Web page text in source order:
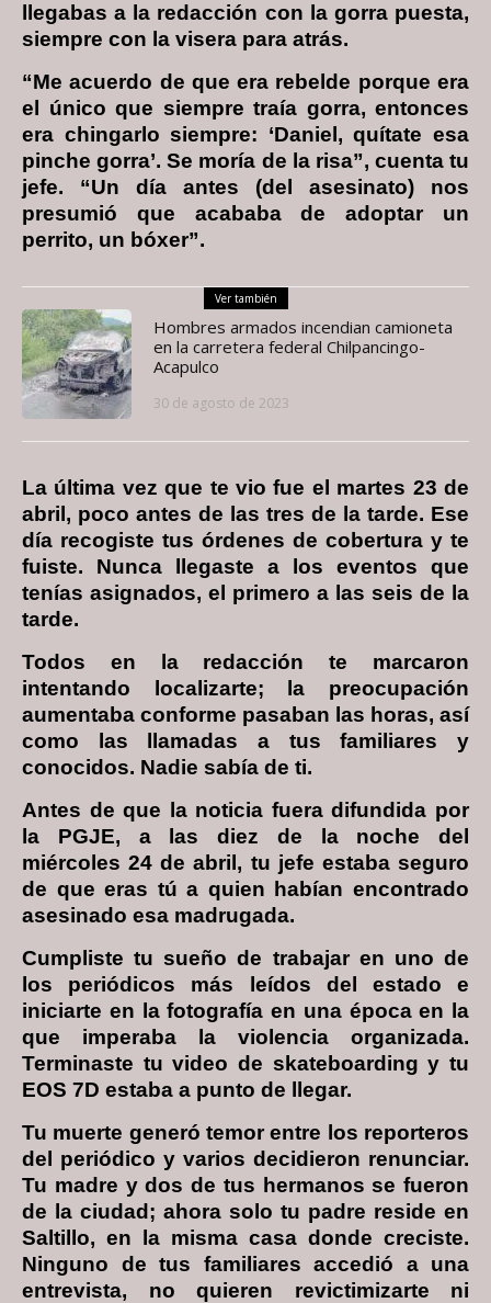
llegabas a la redacción con la gorra puesta,
siempre con la visera para atrás.
“Me acuerdo de que era rebelde porque era
el único que siempre traía gorra, entonces
era chingarlo siempre: ‘Daniel, quítate esa
pinche gorra’. Se moría de la risa”, cuenta tu
jefe. “Un día antes (del asesinato) nos
presumió que acababa de adoptar un
perrito, un bóxer”.
Ver también
Hombres armados incendian camioneta
en la carretera federal Chilpancingo-
Acapulco
30 de agosto de 2023
La última vez que te vio fue el martes 23 de
abril, poco antes de las tres de la tarde. Ese
día recogiste tus órdenes de cobertura y te
fuiste. Nunca llegaste a los eventos que
tenías asignados, el primero a las seis de la
tarde.
Todos en la redacción te marcaron
intentando localizarte; la preocupación
aumentaba conforme pasaban las horas, así
como las llamadas a tus familiares y
conocidos. Nadie sabía de ti.
Antes de que la noticia fuera difundida por
la PGJE, a las diez de la noche del
miércoles 24 de abril, tu jefe estaba seguro
de que eras tú a quien habían encontrado
asesinado esa madrugada.
Cumpliste tu sueño de trabajar en uno de
los periódicos más leídos del estado e
iniciarte en la fotografía en una época en la
que imperaba la violencia organizada.
Terminaste tu video de skateboarding y tu
EOS 7D estaba a punto de llegar.
Tu muerte generó temor entre los reporteros
del periódico y varios decidieron renunciar.
Tu madre y dos de tus hermanos se fueron
de la ciudad; ahora solo tu padre reside en
Saltillo, en la misma casa donde creciste.
Ninguno de tus familiares accedió a una
entrevista, no quieren revictimizarte ni